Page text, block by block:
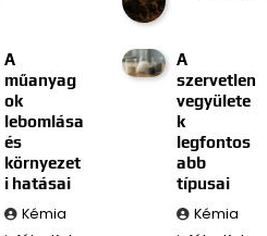
A
műanyag
ok
lebomlása
és
környezet
i hatásai
Kémia
A
szervetlen
vegyülete
k
legfontos
abb
típusai
Kémia